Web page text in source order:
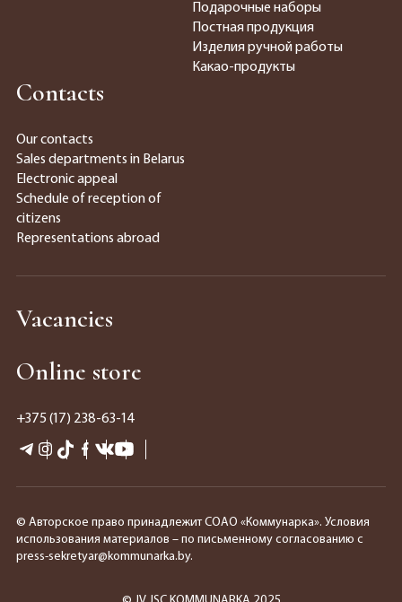
Подарочные наборы
Постная продукция
Изделия ручной работы
Какао-продукты
Contacts
Our contacts
Sales departments in Belarus
Electronic appeal
Schedule of reception of
citizens
Representations abroad
Vacancies
Online store
+375 (17) 238-63-14
© Авторское право принадлежит СОАО «Коммунарка». Условия
использования материалов – по письменному согласованию с
press-sekretyar@kommunarka.by.